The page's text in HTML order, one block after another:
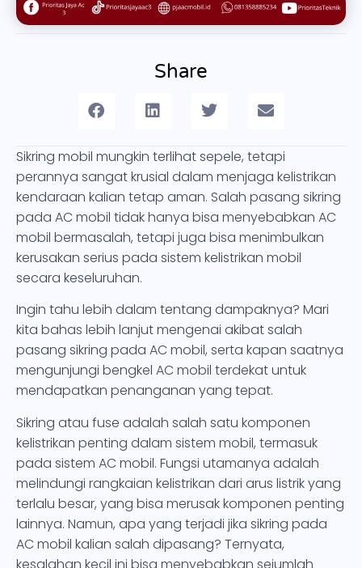
Share
Sikring mobil mungkin terlihat sepele, tetapi
perannya sangat krusial dalam menjaga kelistrikan
kendaraan kalian tetap aman. Salah pasang sikring
pada AC mobil tidak hanya bisa menyebabkan AC
mobil bermasalah, tetapi juga bisa menimbulkan
kerusakan serius pada sistem kelistrikan mobil
secara keseluruhan.
Ingin tahu lebih dalam tentang dampaknya? Mari
kita bahas lebih lanjut mengenai akibat salah
pasang sikring pada AC mobil, serta kapan saatnya
mengunjungi bengkel AC mobil terdekat untuk
mendapatkan penanganan yang tepat.
Sikring atau fuse adalah salah satu komponen
kelistrikan penting dalam sistem mobil, termasuk
pada sistem AC mobil. Fungsi utamanya adalah
melindungi rangkaian kelistrikan dari arus listrik yang
terlalu besar, yang bisa merusak komponen penting
lainnya. Namun, apa yang terjadi jika sikring pada
AC mobil kalian salah dipasang? Ternyata,
kesalahan kecil ini bisa menyebabkan sejumlah